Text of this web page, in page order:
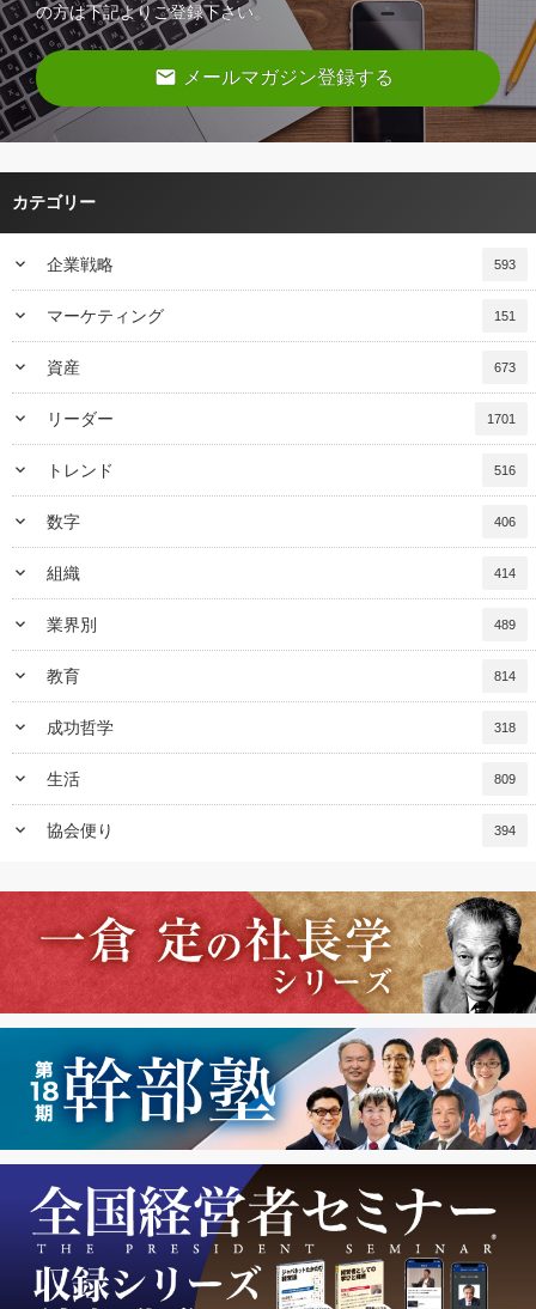
の方は下記よりご登録下さい。
email メールマガジン登録する
カテゴリー
keyboard_arrow_down 企業戦略 593
keyboard_arrow_down マーケティング 151
keyboard_arrow_down 資産 673
keyboard_arrow_down リーダー 1701
keyboard_arrow_down トレンド 516
keyboard_arrow_down 数字 406
keyboard_arrow_down 組織 414
keyboard_arrow_down 業界別 489
keyboard_arrow_down 教育 814
keyboard_arrow_down 成功哲学 318
keyboard_arrow_down 生活 809
keyboard_arrow_down 協会便り 394